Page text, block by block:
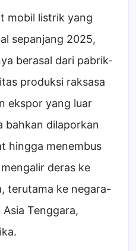
mobil listrik yang
sepanjang 2025,
berasal dari pabrik-
produksi raksasa
ekspor yang luar
bahkan dilaporkan
hingga menembus
deras ke
terutama ke negara-
Tenggara,